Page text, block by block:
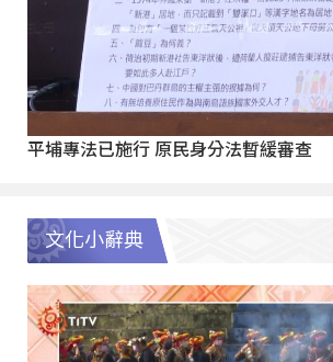
平埔專法已施行 原民身分法暫緩審查
文化小辭典